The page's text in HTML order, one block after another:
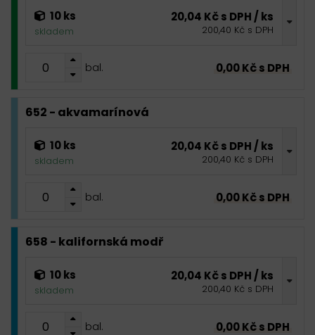
10 ks
skladem
20,04 Kč s DPH / ks
200,40 Kč s DPH
bal. 0,00 Kč s DPH
652 - akvamarínová
10 ks
skladem
20,04 Kč s DPH / ks
200,40 Kč s DPH
bal. 0,00 Kč s DPH
658 - kalifornská modř
10 ks
skladem
20,04 Kč s DPH / ks
200,40 Kč s DPH
bal. 0,00 Kč s DPH